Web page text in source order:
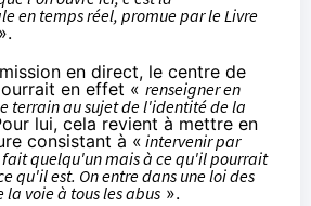
en temps réel, promue par le Livre
».
en direct, le centre de
en effet « renseigner en
terrain au sujet de l'identité de la
lui, cela revient à mettre en
consistant à « intervenir par
quelqu'un mais à ce qu'il pourrait
qu'il est. On entre dans une loi des
la voie à tous les abus ».